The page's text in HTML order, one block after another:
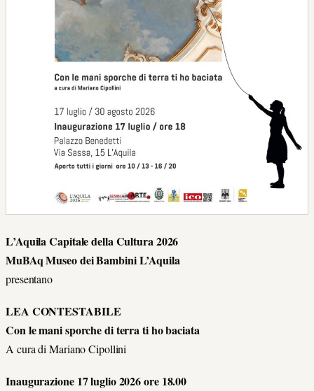
L’Aquila Capitale della Cultura 2026
MuBAq Museo dei Bambini L’Aquila
presentano
LEA CONTESTABILE
Con le mani sporche di terra ti ho baciata
A cura di Mariano Cipollini
Inaugurazione 17 luglio 2026 ore 18.00